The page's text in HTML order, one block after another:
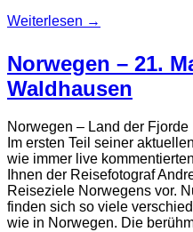
Weiterlesen →
Norwegen – 21.
Waldhausen
Norwegen – Land der
Im ersten Teil seiner
wie immer live
Ihnen der Reisefotograf
Reiseziele Norwegens vor.
finden sich so viele
wie in Norwegen. Die